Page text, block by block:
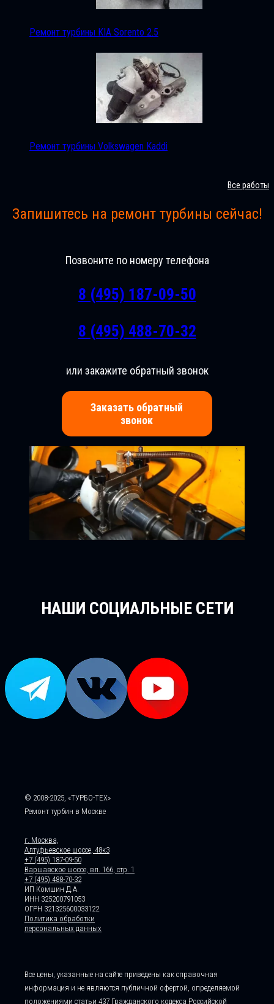
Ремонт турбины KIA Sorento 2.5
Ремонт турбины Volkswagen Kaddi
Все работы
Запишитесь на ремонт турбины сейчас!
Позвоните по номеру телефона
8 (495) 187-09-50
8 (495) 488-70-32
или закажите обратный звонок
Заказать обратный
звонок
НАШИ СОЦИАЛЬНЫЕ СЕТИ
© 2008-2025, «ТУРБО-ТЕХ»
Ремонт турбин в Москве
г. Москва,
Алтуфьевское шоссе, 48к3
+7 (495) 187-09-50
Варшавское шоссе, вл. 166, стр. 1
+7 (495) 488-70-32
ИП Комшин Д.А.
ИНН 325200791053
ОГРН 321325600033122
Политика обработки
персональных данных
Все цены, указанные на сайте приведены как справочная
информация и не являются публичной офертой, определяемой
положениями статьи 437 Гражданского кодекса Российской